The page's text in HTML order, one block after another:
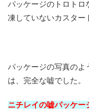
パッケージのトロトロ
凍していないカスター
パッケージの写真のよ
は、完全な嘘でした。
ニチレイの嘘パッケー